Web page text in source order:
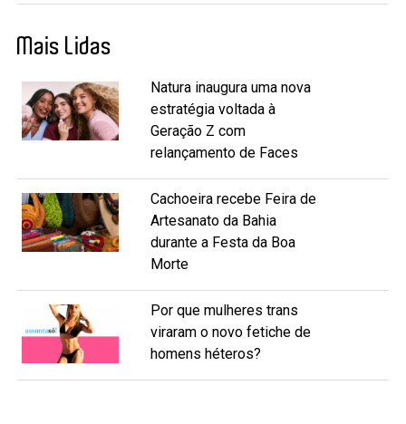
Mais Lidas
Natura inaugura uma nova
estratégia voltada à
Geração Z com
relançamento de Faces
Cachoeira recebe Feira de
Artesanato da Bahia
durante a Festa da Boa
Morte
Por que mulheres trans
viraram o novo fetiche de
homens héteros?